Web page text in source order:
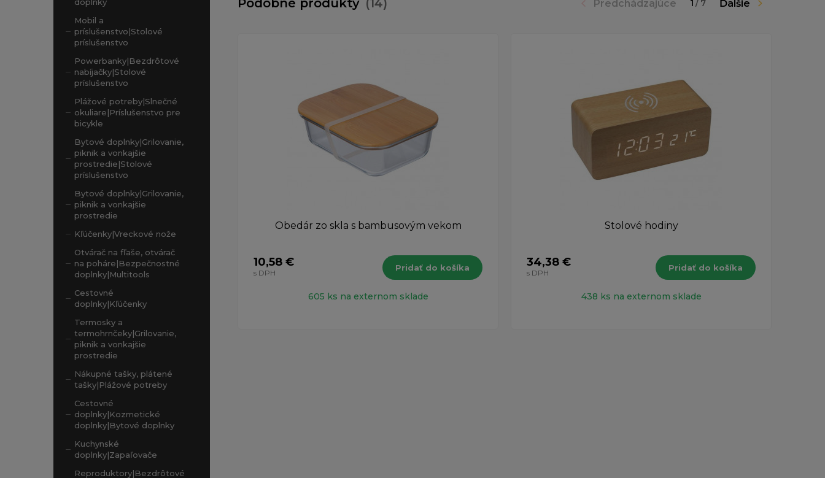
Mobil a
príslušenstvo|Stolové
príslušenstvo
Powerbanky|Bezdrôtové
nabíjačky|Stolové
príslušenstvo
Plážové potreby|Slnečné
okuliare|Príslušenstvo pre
bicykle
Bytové doplnky|Grilovanie,
piknik a vonkajšie
prostredie|Stolové
príslušenstvo
Bytové doplnky|Grilovanie,
piknik a vonkajšie
prostredie
Kľúčenky|Vreckové nože
Otvárač na fľaše, otvárač
na poháre|Bezpečnostné
doplnky|Multitools
Cestovné
doplnky|Kľúčenky
Termosky a
termohrnčeky|Grilovanie,
piknik a vonkajšie
prostredie
Nákupné tašky, plátené
tašky|Plážové potreby
Cestovné
doplnky|Kozmetické
doplnky|Bytové doplnky
Kuchynské
doplnky|Zapaľovače
Reproduktory|Bezdrôtové
Podobné produkty (14) Predchádzajúce 1 / 7 Ďalšie
Obedár zo skla s bambusovým vekom
10,58 €
s DPH
Pridať do košíka
605 ks na externom sklade
Stolové hodiny
34,38 €
s DPH
Pridať do košíka
438 ks na externom sklade